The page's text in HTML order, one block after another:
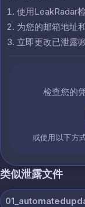
使用LeakRadar
为您的邮箱地址
立即更改已泄露
检查您的
或使用以下方
类似泄露文件